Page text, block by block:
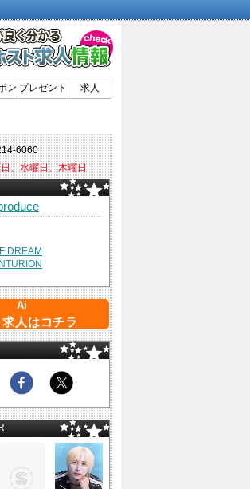
ン プレゼント 求人
6060
、水曜日、木曜日
DREAM
Ai
人はコチラ